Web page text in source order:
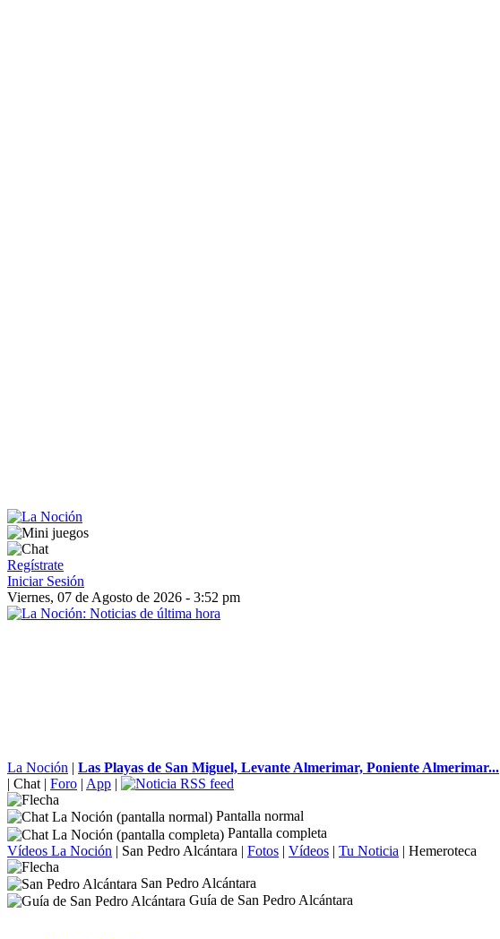
Regístrate
Iniciar Sesión
Viernes, 07 de Agosto de 2026 - 3:52 pm
La Noción | Las Playas de San Miguel, Levante Almerimar, Poniente Almerimar...
| Chat | Foro | App |
Pantalla normal
Pantalla completa
Vídeos La Noción | San Pedro Alcántara | Fotos | Vídeos | Tu Noticia | Hemeroteca
San Pedro Alcántara
Guía de San Pedro Alcántara